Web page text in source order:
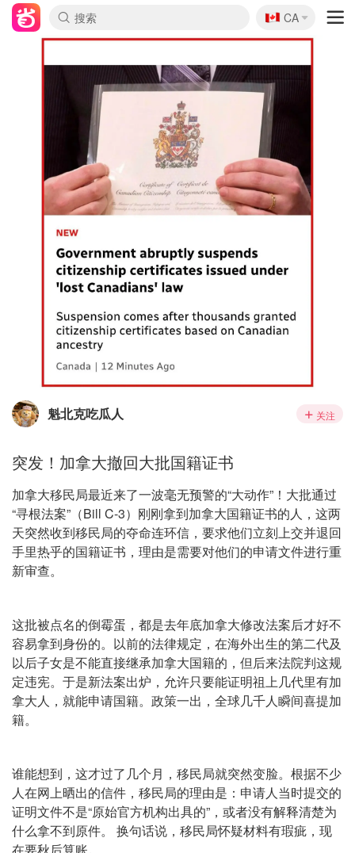
🇨🇦
CA
魁北克吃瓜人 关注
突发！加拿大撤回大批国籍证书
加拿大移民局最近来了一波毫无预警的“大动作”！大批通过
“寻根法案”（Bill C-3）刚刚拿到加拿大国籍证书的人，这两
天突然收到移民局的夺命连环信，要求他们立刻上交并退回
手里热乎的国籍证书，理由是需要对他们的申请文件进行重
新审查。
这批被点名的倒霉蛋，都是去年底加拿大修改法案后才好不
容易拿到身份的。以前的法律规定，在海外出生的第二代及
以后子女是不能直接继承加拿大国籍的，但后来法院判这规
定违宪。于是新法案出炉，允许只要能证明祖上几代里有加
拿大人，就能申请国籍。政策一出，全球几千人瞬间喜提加
籍。
谁能想到，这才过了几个月，移民局就突然变脸。根据不少
人在网上晒出的信件，移民局的理由是：申请人当时提交的
证明文件不是“原始官方机构出具的”，或者没有解释清楚为
什么拿不到原件。 换句话说，移民局怀疑材料有瑕疵，现